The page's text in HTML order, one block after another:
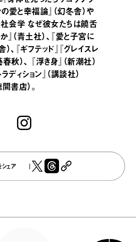
愛と幸福論』（幻冬舎）や
社会学 なぜ彼女たちは饒舌
』（青土社）、『愛と子宮に
、『ギフテッド』『グレイスレ
秋）、 『浮き身』（新潮社）
ディション』（講談社）
書店）。
シェア